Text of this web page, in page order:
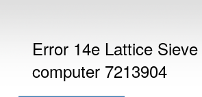
Error 14e Lattice
computer 7213904